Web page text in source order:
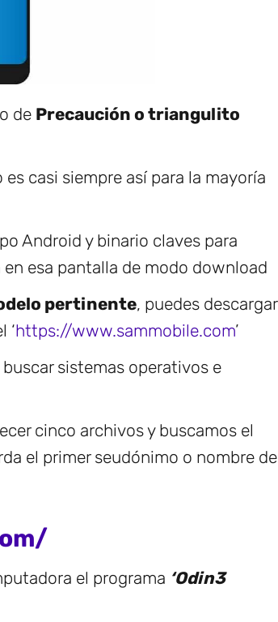
de Precaución o triangulito
casi siempre así para la mayoría
Android y binario claves para
esa pantalla de modo download
pertinente, puedes descargar
‘https://www.sammobile.com’
sistemas operativos e
cinco archivos y buscamos el
el primer seudónimo o nombre de
el programa ‘Odin3